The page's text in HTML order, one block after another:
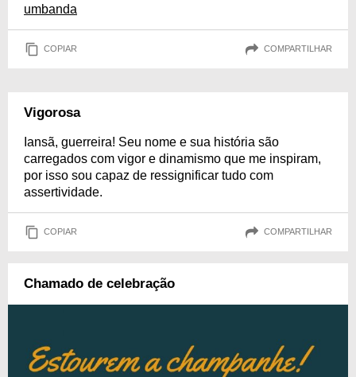
umbanda
COPIAR COMPARTILHAR
Vigorosa
Iansã, guerreira! Seu nome e sua história são
carregados com vigor e dinamismo que me inspiram,
por isso sou capaz de ressignificar tudo com
assertividade.
COPIAR COMPARTILHAR
Chamado de celebração